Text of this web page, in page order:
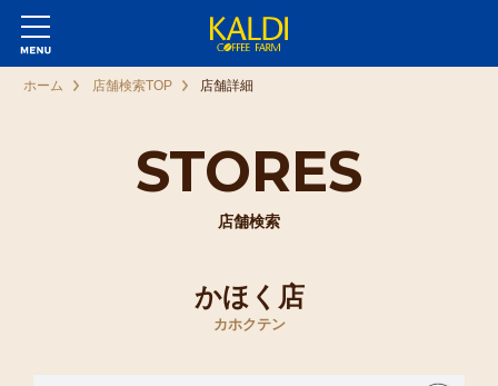
STORES
店舗検索
ホーム 店舗検索TOP 店舗詳細
かほく店
カホクテン